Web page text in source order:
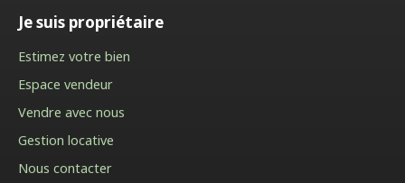
Je suis propriétaire
Estimez votre bien
Espace vendeur
Vendre avec nous
Gestion locative
Nous contacter